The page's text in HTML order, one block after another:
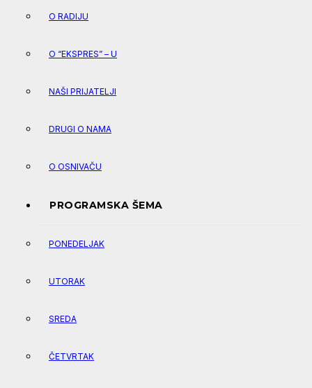
O RADIJU
O “EKSPRES” – U
NAŠI PRIJATELJI
DRUGI O NAMA
O OSNIVAČU
PROGRAMSKA ŠEMA
PONEDELJAK
UTORAK
SREDA
ČETVRTAK